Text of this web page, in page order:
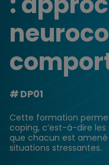
DP01
Cette formation
coping, c’est-à-dire
que chacun est
situations stressantes.